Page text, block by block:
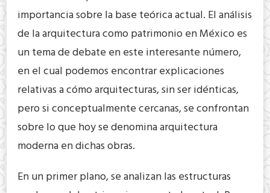
importancia sobre la base teórica actual. El análisis
de la arquitectura como patrimonio en México es
un tema de debate en este interesante número,
en el cual podemos encontrar explicaciones
relativas a cómo arquitecturas, sin ser idénticas,
pero si conceptualmente cercanas, se confrontan
sobre lo que hoy se denomina arquitectura
moderna en dichas obras.
En un primer plano, se analizan las estructuras